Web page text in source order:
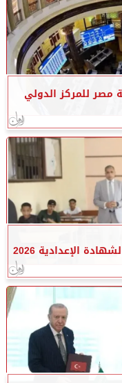
مصر للمركز الدولي
الإعدادية 2026